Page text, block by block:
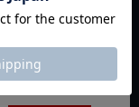
動画あり 夏セール
定価 ¥9,350
¥6,545